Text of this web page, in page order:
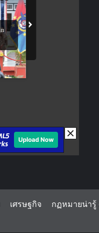
เศรษฐกิจ กฏหมายน่ารู้